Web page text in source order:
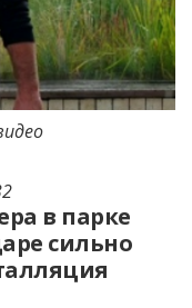
в парке
сильно